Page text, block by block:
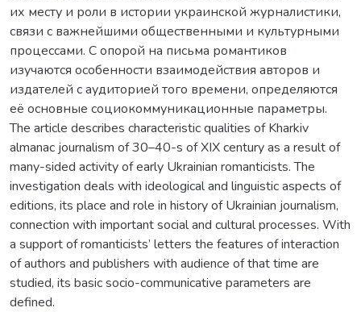
их месту и роли в истории украинской журналистики,
связи с важнейшими общественными и культурными
процессами. С опорой на письма романтиков
изучаются особенности взаимодействия авторов и
издателей с аудиторией того времени, определяются
её основные социокоммуникационные параметры.
The article describes characteristic qualities of Kharkiv
almanac journalism of 30–40-s of XIX century as a result of
many-sided activity of early Ukrainian romanticists. The
investigation deals with ideological and linguistic aspects of
editions, its place and role in history of Ukrainian journalism,
connection with important social and cultural processes. With
a support of romanticists’ letters the features of interaction
of authors and publishers with audience of that time are
studied, its basic socio-communicative parameters are
defined.